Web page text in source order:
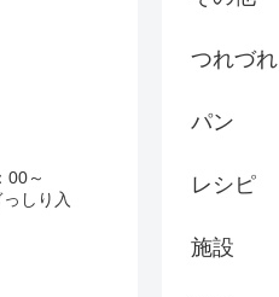
00～
しり入
つれづれ
パン
レシピ
施設